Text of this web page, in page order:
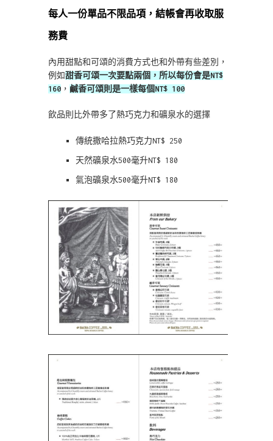
每人一份單品不限品項，結帳會再收取服
務費
內用甜點和可頌的消費方式也和外帶有些差別，
例如甜香可頌一次要點兩個，所以每份會是NT$
160 ， 鹹香可頌則是一樣每個NT$ 100
飲品則比外帶多了熱巧克力和礦泉水的選擇
傳統撒哈拉熱巧克力NT$ 250
天然礦泉水500毫升NT$ 180
氣泡礦泉水500毫升NT$ 180